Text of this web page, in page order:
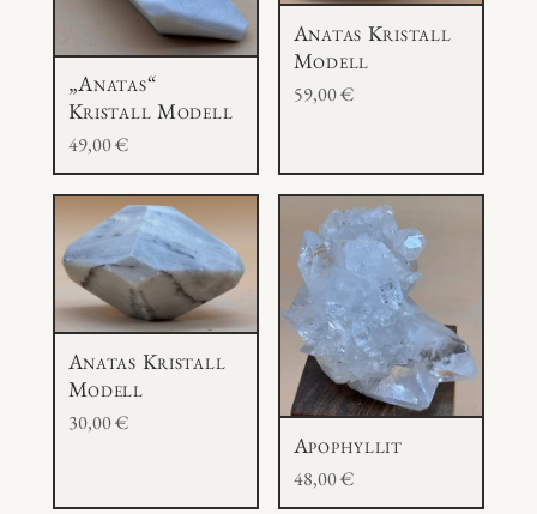
„Anatas“
Kristall Modell
49,00€
Anatas Kristall
Modell
59,00€
Anatas Kristall
Modell
30,00€
Apophyllit
48,00€